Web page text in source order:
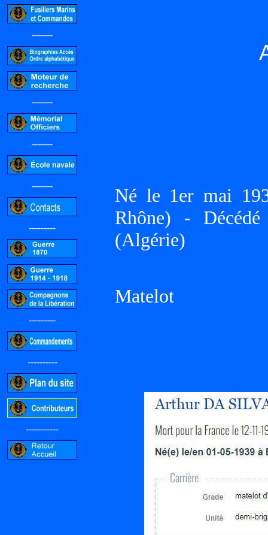
-------
-------
-------
-------
---------
---------
----------
-----------
Né le 1er mai
Rhône) -
(Algérie)
Matelot